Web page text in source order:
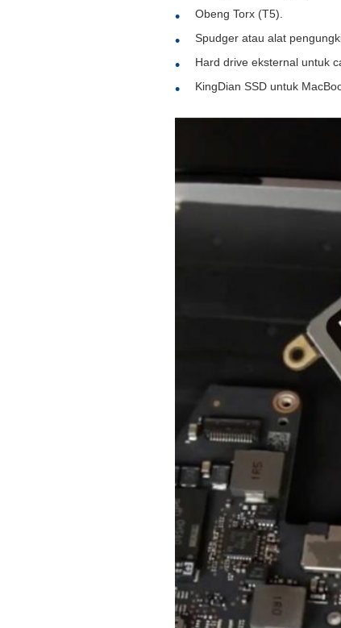
Obeng Torx (T5).
Spudger atau alat
Hard drive eksternal untuk
KingDian SSD untuk